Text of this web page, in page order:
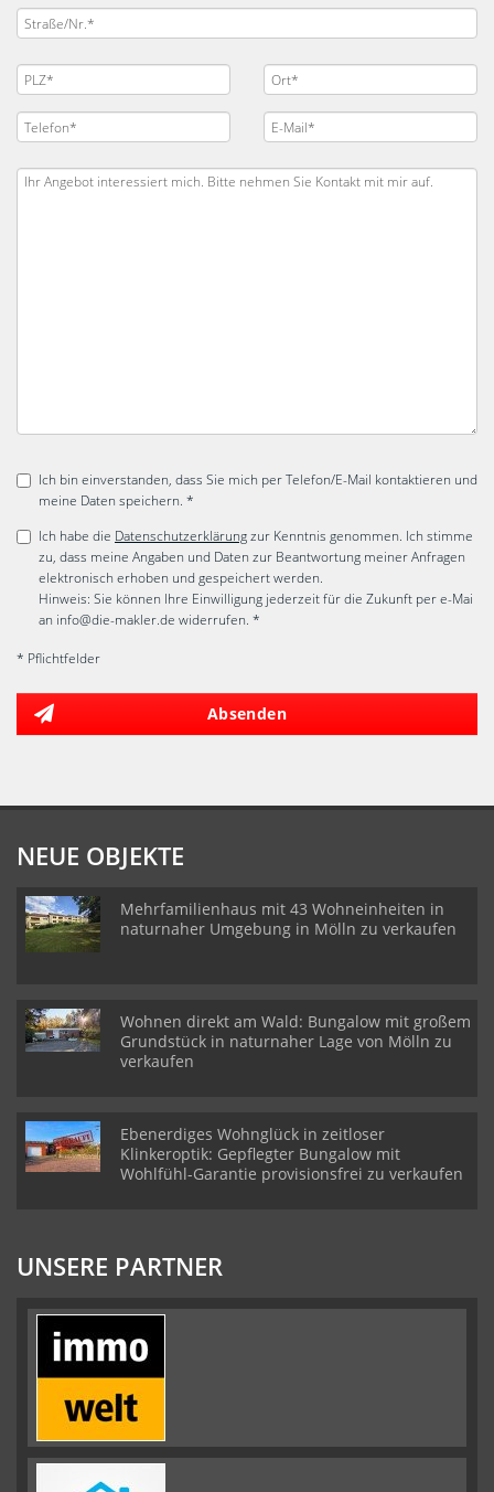
Ich bin einverstanden, dass Sie mich per Telefon/E-Mail kontaktieren und
meine Daten speichern. *
Ich habe die Datenschutzerklärungzur Kenntnis genommen. Ich stimme
zu, dass meine Angaben und Daten zur Beantwortung meiner Anfragen
elektronisch erhoben und gespeichert werden.
Hinweis: Sie können Ihre Einwilligung jederzeit für die Zukunft per e-Mai
an info@die-makler.de widerrufen. *
* Pflichtfelder
Absenden
NEUE OBJEKTE
Mehrfamilienhaus mit 43 Wohneinheiten in
naturnaher Umgebung in Mölln zu verkaufen
Wohnen direkt am Wald: Bungalow mit großem
Grundstück in naturnaher Lage von Mölln zu
verkaufen
Ebenerdiges Wohnglück in zeitloser
Klinkeroptik: Gepflegter Bungalow mit
Wohlfühl-Garantie provisionsfrei zu verkaufen
UNSERE PARTNER